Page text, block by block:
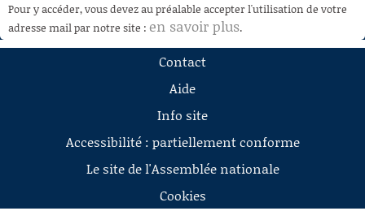
RECHERCHE
AIDE À LA DÉCOUPE
Pour y accéder, vous devez au préalable accepter l'utilisation de votre
adresse mail par notre site : en savoir plus.
Contact
Aide
Info site
Accessibilité : partiellement conforme
Le site de l'Assemblée nationale
Cookies